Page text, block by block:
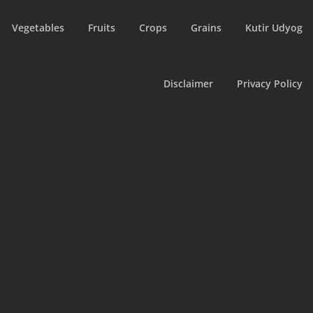
Vegetables Fruits Crops Grains Kutir Udyog
Disclaimer Privacy Policy